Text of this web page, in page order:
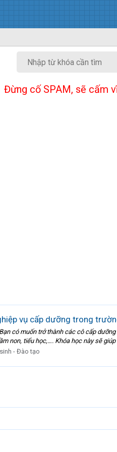
Đừng cố SPAM, sẽ cấm
vụ cấp dưỡng trong
có muốn trở thành các cô cấp
non, tiểu học,…. Khóa học này sẽ giúp
- Đào tạo